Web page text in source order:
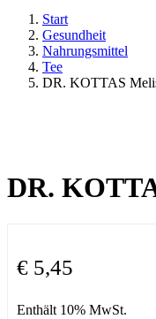
Start
Gesundheit
Nahrungsmittel
Tee
DR. KOTTAS
DR.
€ 5,45
Enthält 10% MwSt.